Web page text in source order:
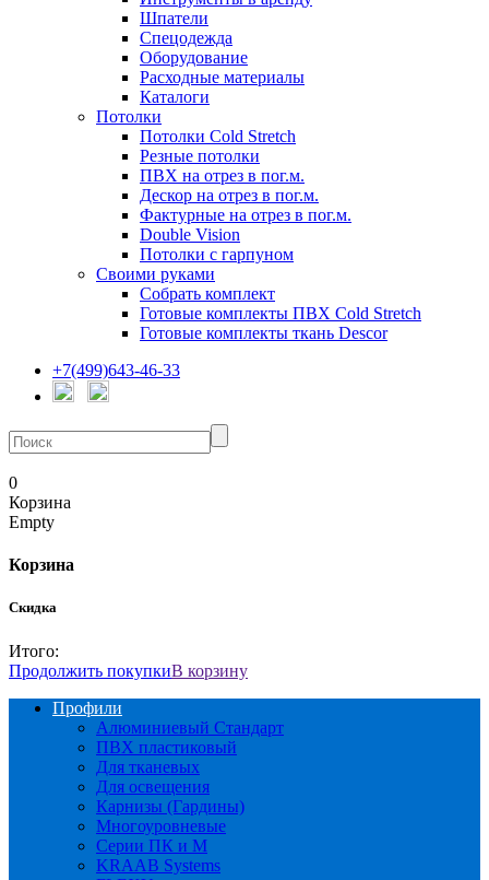
Шпатели
Спецодежда
Оборудование
Расходные материалы
Каталоги
Потолки
Потолки Cold Stretch
Резные потолки
ПВХ на отрез в пог.м.
Дескор на отрез в пог.м.
Фактурные на отрез в пог.м.
Double Vision
Потолки с гарпуном
Своими руками
Собрать комплект
Готовые комплекты ПВХ Cold Stretch
Готовые комплекты ткань Descor
+7(499)643-46-33
0
Корзина
Empty
Корзина
Скидка
Итого:
Продолжить покупкиВ корзину
Профили
Алюминиевый Стандарт
ПВХ пластиковый
Для тканевых
Для освещения
Карнизы (Гардины)
Многоуровневые
Серии ПК и М
KRAAB Systems